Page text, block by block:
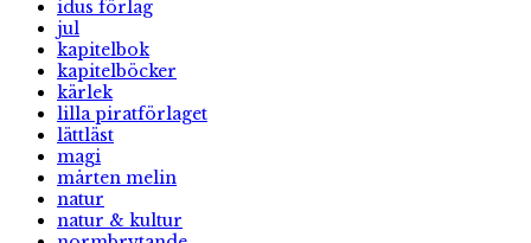
idus förlag
jul
kapitelbok
kapitelböcker
kärlek
lilla piratförlaget
lättläst
magi
mårten melin
natur
natur & kultur